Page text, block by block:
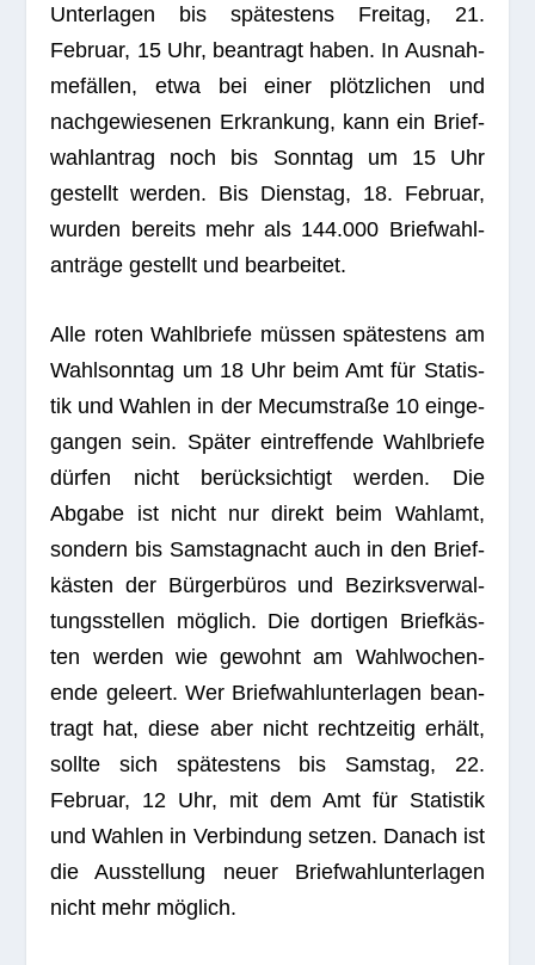
Unter­la­gen bis spä­tes­tens Frei­tag, 21.
Februar, 15 Uhr, bean­tragt haben. In Aus­nah­
me­fäl­len, etwa bei einer plötz­li­chen und
nach­ge­wie­se­nen Erkran­kung, kann ein Brief­
wahl­an­trag noch bis Sonn­tag um 15 Uhr
gestellt wer­den. Bis Diens­tag, 18. Februar,
wur­den bereits mehr als 144.000 Brief­wahl­
an­träge gestellt und bearbeitet.
Alle roten Wahl­briefe müs­sen spä­tes­tens am
Wahl­sonn­tag um 18 Uhr beim Amt für Sta­tis­
tik und Wah­len in der Mecum­straße 10 ein­ge­
gan­gen sein. Spä­ter ein­tref­fende Wahl­briefe
dür­fen nicht berück­sich­tigt wer­den. Die
Abgabe ist nicht nur direkt beim Wahl­amt,
son­dern bis Sams­tag­nacht auch in den Brief­
käs­ten der Bür­ger­bü­ros und Bezirks­ver­wal­
tungs­stel­len mög­lich. Die dor­ti­gen Brief­käs­
ten wer­den wie gewohnt am Wahl­wo­chen­
ende geleert. Wer Brief­wahl­un­ter­la­gen bean­
tragt hat, diese aber nicht recht­zei­tig erhält,
sollte sich spä­tes­tens bis Sams­tag, 22.
Februar, 12 Uhr, mit dem Amt für Sta­tis­tik
und Wah­len in Ver­bin­dung set­zen. Danach ist
die Aus­stel­lung neuer Brief­wahl­un­ter­la­gen
nicht mehr möglich.